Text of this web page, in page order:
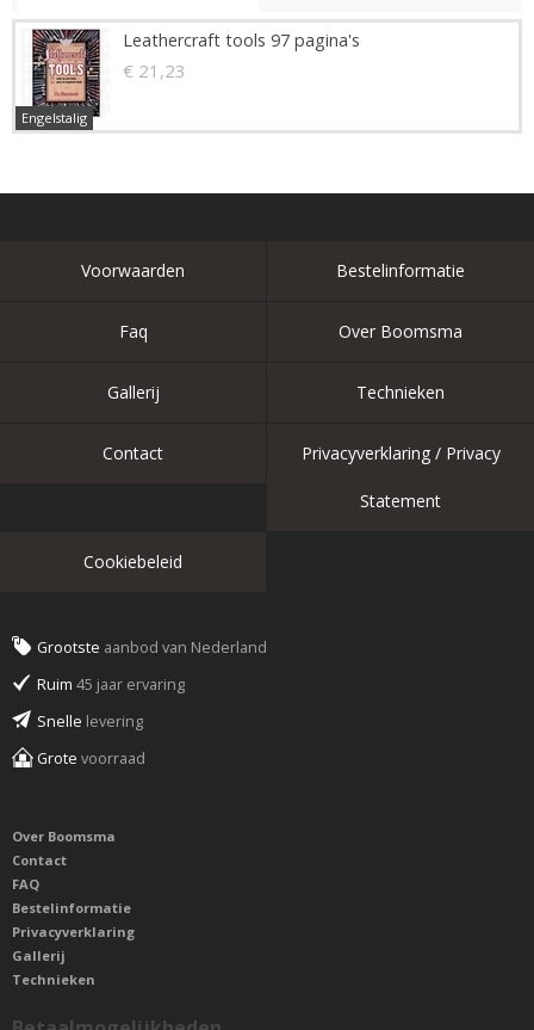
Leathercraft tools 97 pagina's
€ 21,23
Engelstalig
Voorwaarden Bestelinformatie
Faq Over Boomsma
Gallerij Technieken
Contact Privacyverklaring / Privacy
Statement
Cookiebeleid
Grootste aanbod van Nederland
Ruim 45 jaar ervaring
Snelle levering
Grote voorraad
Over Boomsma
Contact
FAQ
Bestelinformatie
Privacyverklaring
Gallerij
Technieken